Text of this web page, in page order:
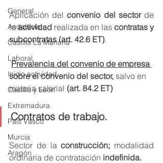
General
Andalucía
Castilla La Mancha
Laboral
Inicio actividad
Castilla y León
Extremadura
País Vasco
Murcia
Aragón
Aplicación del convenio del sector de
la actividad realizada en las contratas y
subcontratas (art. 42.6 ET).
Prevalencia del convenio de empresa
sobre el convenio del sector, salvo en
materia salarial (art. 84.2 ET)
Contratos de trabajo.
Sector de la construcción; modalidad
ordinaria de contratación indefinida.